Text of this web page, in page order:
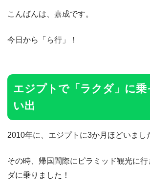
こんばんは、嘉成です。
今日から「ら行」！
エジプトで「ラクダ」に乗
い出
2010年に、エジプトに3か月ほどいまし
その時、帰国間際にピラミッド観光に行
ダに乗りました！